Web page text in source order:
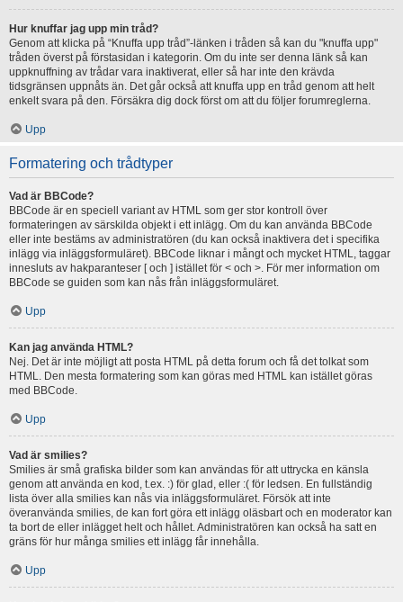
Hur knuffar jag upp min tråd?
Genom att klicka på “Knuffa upp tråd”-länken i tråden så kan du "knuffa upp"
tråden överst på förstasidan i kategorin. Om du inte ser denna länk så kan
uppknuffning av trådar vara inaktiverat, eller så har inte den krävda
tidsgränsen uppnåts än. Det går också att knuffa upp en tråd genom att helt
enkelt svara på den. Försäkra dig dock först om att du följer forumreglerna.
Upp
Formatering och trådtyper
Vad är BBCode?
BBCode är en speciell variant av HTML som ger stor kontroll över
formateringen av särskilda objekt i ett inlägg. Om du kan använda BBCode
eller inte bestäms av administratören (du kan också inaktivera det i specifika
inlägg via inläggsformuläret). BBCode liknar i mångt och mycket HTML, taggar
innesluts av hakparanteser [ och ] istället för < och >. För mer information om
BBCode se guiden som kan nås från inläggsformuläret.
Upp
Kan jag använda HTML?
Nej. Det är inte möjligt att posta HTML på detta forum och få det tolkat som
HTML. Den mesta formatering som kan göras med HTML kan istället göras
med BBCode.
Upp
Vad är smilies?
Smilies är små grafiska bilder som kan användas för att uttrycka en känsla
genom att använda en kod, t.ex. :) för glad, eller :( för ledsen. En fullständig
lista över alla smilies kan nås via inläggsformuläret. Försök att inte
överanvända smilies, de kan fort göra ett inlägg oläsbart och en moderator kan
ta bort de eller inlägget helt och hållet. Administratören kan också ha satt en
gräns för hur många smilies ett inlägg får innehålla.
Upp